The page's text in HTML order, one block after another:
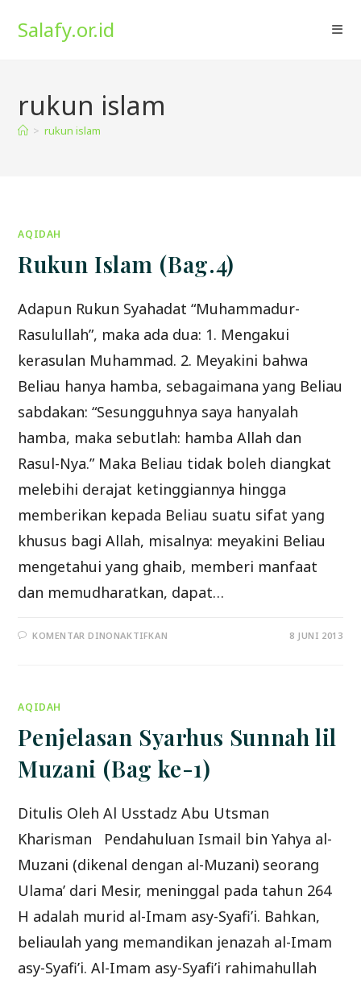
Salafy.or.id
rukun islam
> rukun islam
AQIDAH
Rukun Islam (Bag.4)
Adapun Rukun Syahadat “Muhammadur-
Rasulullah”, maka ada dua: 1. Mengakui
kerasulan Muhammad. 2. Meyakini bahwa
Beliau hanya hamba, sebagaimana yang Beliau
sabdakan: “Sesungguhnya saya hanyalah
hamba, maka sebutlah: hamba Allah dan
Rasul-Nya.” Maka Beliau tidak boleh diangkat
melebihi derajat ketinggiannya hingga
memberikan kepada Beliau suatu sifat yang
khusus bagi Allah, misalnya: meyakini Beliau
mengetahui yang ghaib, memberi manfaat
dan memudharatkan, dapat…
KOMENTAR DINONAKTIFKAN 8 JUNI 2013
AQIDAH
Penjelasan Syarhus Sunnah lil
Muzani (Bag ke-1)
Ditulis Oleh Al Usstadz Abu Utsman
Kharisman Pendahuluan Ismail bin Yahya al-
Muzani (dikenal dengan al-Muzani) seorang
Ulama’ dari Mesir, meninggal pada tahun 264
H adalah murid al-Imam asy-Syafi’i. Bahkan,
beliaulah yang memandikan jenazah al-Imam
asy-Syafi’i. Al-Imam asy-Syafi’i rahimahullah